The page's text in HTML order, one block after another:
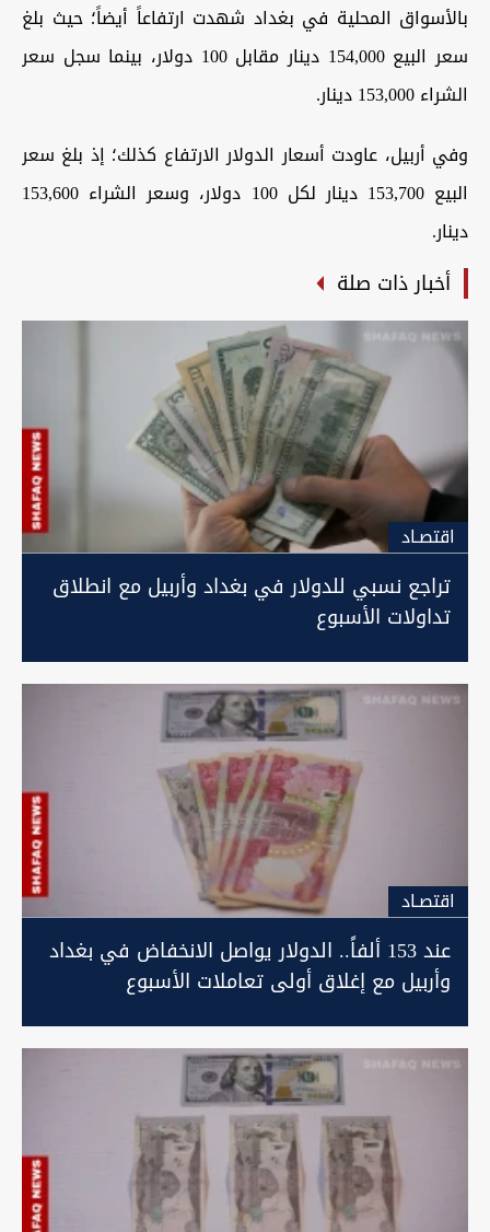
بالأسواق المحلية في بغداد شهدت ارتفاعاً أيضاً؛ حيث بلغ
سعر البيع 154,000 دينار مقابل 100 دولار، بينما سجل سعر
الشراء 153,000 دينار.
وفي أربيل، عاودت أسعار الدولار الارتفاع كذلك؛ إذ بلغ سعر
البيع 153,700 دينار لكل 100 دولار، وسعر الشراء 153,600
دينار.
أخبار ذات صلة
اقتصـاد
تراجع نسبي للدولار في بغداد وأربيل مع انطلاق
تداولات الأسبوع
اقتصـاد
عند 153 ألفاً.. الدولار يواصل الانخفاض في بغداد
وأربيل مع إغلاق أولى تعاملات الأسبوع